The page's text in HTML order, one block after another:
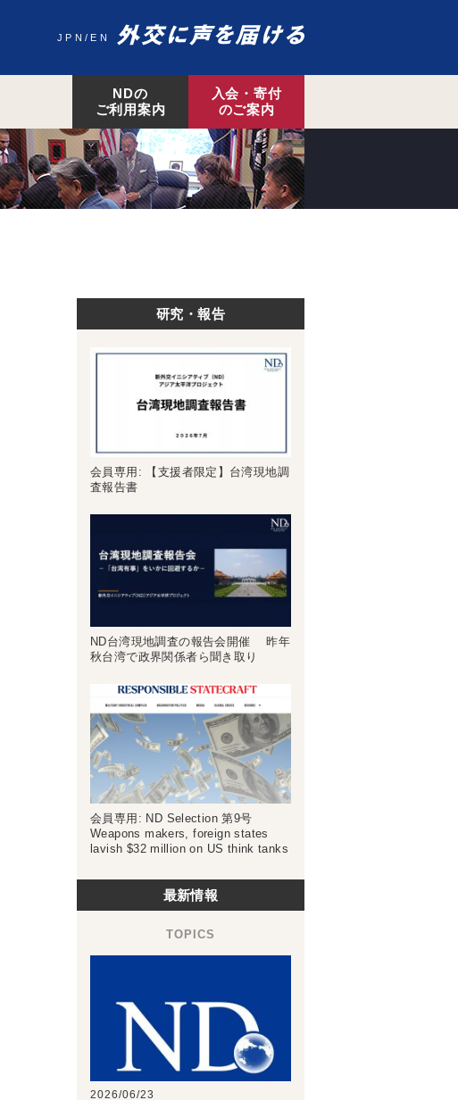
JPN EN
NDの
ご利用案内
入会・寄付
のご案内
研究・報告
会員専用: 【支援者限定】台湾現地調
査報告書
ND台湾現地調査の報告会開催 昨年
秋台湾で政界関係者ら聞き取り
会員専用: ND Selection 第9号
Weapons makers, foreign states
lavish $32 million on US think tanks
最新情報
2026/06/23